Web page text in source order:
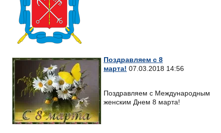
Поздравляем с 8
марта! 07.03.2018 14:56
Поздравляем с Международным
женским Днем 8 марта!